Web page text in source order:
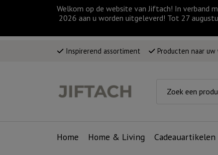
Welkom op de website van Jiftach! In verband
2026 aan u worden uitgeleverd! Tot 27
Inspirerend assortiment Producten naar uw
Home Home & Living Cadeauartikelen